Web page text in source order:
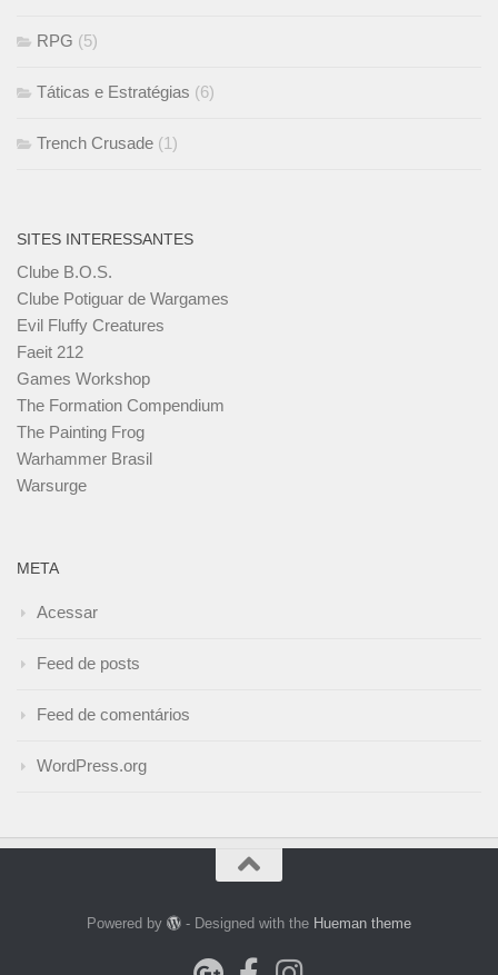
RPG (5)
Táticas e Estratégias (6)
Trench Crusade (1)
SITES INTERESSANTES
Clube B.O.S.
Clube Potiguar de Wargames
Evil Fluffy Creatures
Faeit 212
Games Workshop
The Formation Compendium
The Painting Frog
Warhammer Brasil
Warsurge
META
Acessar
Feed de posts
Feed de comentários
WordPress.org
Powered by - Designed with the Hueman theme